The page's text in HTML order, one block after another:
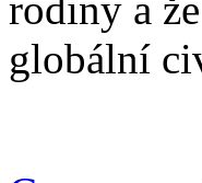
globální